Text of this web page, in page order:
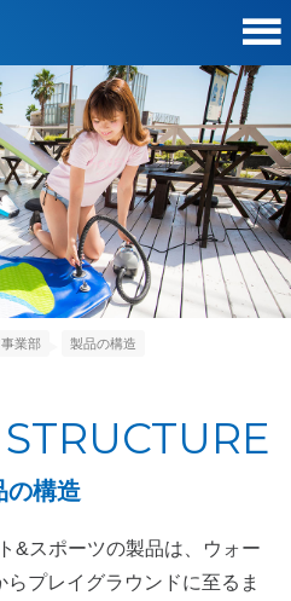
業部 製品の構造
の構造
&スポーツの製品は、ウォー
プレイグラウンドに至るま